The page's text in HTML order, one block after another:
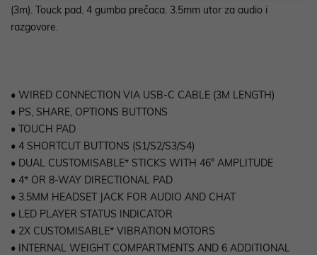
(3m). Touck pad. 4 gumba prečaca. 3.5mm utor za audio i
razgovore.
• WIRED CONNECTION VIA USB-C CABLE (3M LENGTH)
• PS, SHARE, OPTIONS BUTTONS
• TOUCH PAD
• 4 SHORTCUT BUTTONS (S1/S2/S3/S4)
• DUAL CUSTOMISABLE* STICKS WITH 46° AMPLITUDE
• 4* OR 8-WAY DIRECTIONAL PAD
• 3.5MM HEADSET JACK FOR AUDIO AND CHAT
• LED PLAYER STATUS INDICATOR
• 2X CUSTOMISABLE* VIBRATION MOTORS
• INTERNAL WEIGHT COMPARTMENTS AND 6 ADDITIONAL